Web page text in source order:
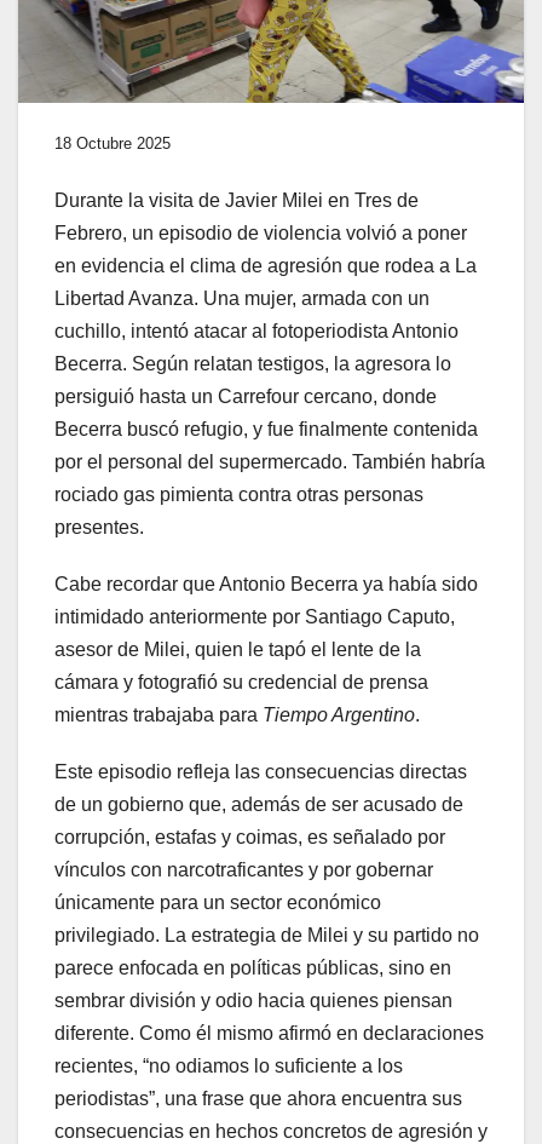
18 Octubre 2025
Durante la visita de Javier Milei en Tres de
Febrero, un episodio de violencia volvió a poner
en evidencia el clima de agresión que rodea a La
Libertad Avanza. Una mujer, armada con un
cuchillo, intentó atacar al fotoperiodista Antonio
Becerra. Según relatan testigos, la agresora lo
persiguió hasta un Carrefour cercano, donde
Becerra buscó refugio, y fue finalmente contenida
por el personal del supermercado. También habría
rociado gas pimienta contra otras personas
presentes.
Cabe recordar que Antonio Becerra ya había sido
intimidado anteriormente por Santiago Caputo,
asesor de Milei, quien le tapó el lente de la
cámara y fotografió su credencial de prensa
mientras trabajaba para Tiempo Argentino.
Este episodio refleja las consecuencias directas
de un gobierno que, además de ser acusado de
corrupción, estafas y coimas, es señalado por
vínculos con narcotraficantes y por gobernar
únicamente para un sector económico
privilegiado. La estrategia de Milei y su partido no
parece enfocada en políticas públicas, sino en
sembrar división y odio hacia quienes piensan
diferente. Como él mismo afirmó en declaraciones
recientes, “no odiamos lo suficiente a los
periodistas”, una frase que ahora encuentra sus
consecuencias en hechos concretos de agresión y